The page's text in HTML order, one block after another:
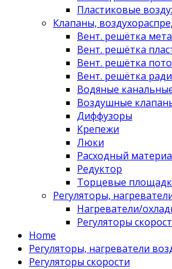
Пластиковые
Клапаны,
Вент. решётка
Вент. решётка
Вент. решётка
Вент. решётка
Водяные
Воздушные
Диффузоры
Крепежи
Люки
Расходный
Редуктор
Торцевые
Регуляторы,
Нагреватели/
Регуляторы
Home
Регуляторы, нагреватели
Регуляторы скорости